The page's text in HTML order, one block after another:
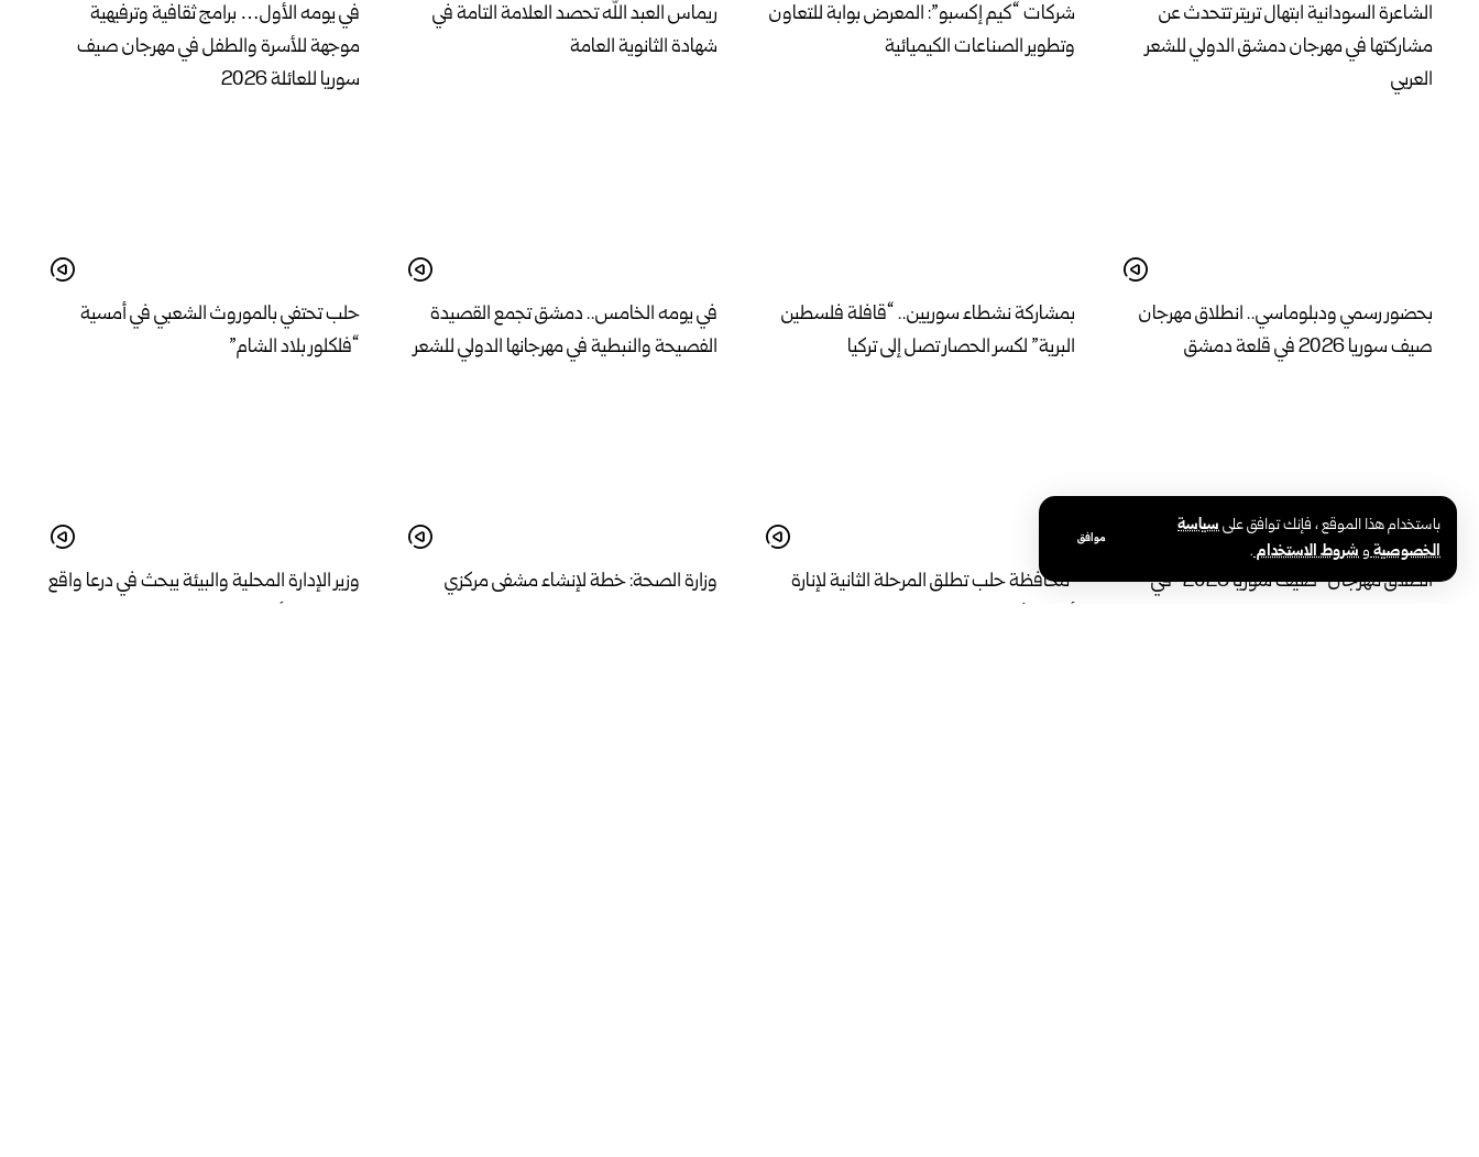
باستخدام هذا الموقع ، فإنك توافق علىسياسة
الخصوصيةوشروط الاستخدام.
موافق
الشاعرة السودانية ابتهال تريتر تتحدث عن
مشاركتها في مهرجان دمشق الدولي للشعر
العربي
شركات “كيم إكسبو”: المعرض بوابة للتعاون
وتطوير الصناعات الكيميائية
ريماس العبد الله تحصد العلامة التامة في
شهادة الثانوية العامة
في يومه الأول… برامج ثقافية وترفيهية
موجهة للأسرة والطفل في مهرجان صيف
سوريا للعائلة 2026
بحضور رسمي ودبلوماسي.. انطلاق مهرجان
صيف سوريا 2026 في قلعة دمشق
بمشاركة نشطاء سوريين.. “قافلة فلسطين
البرية” لكسر الحصار تصل إلى تركيا
في يومه الخامس.. دمشق تجمع القصيدة
الفصيحة والنبطية في مهرجانها الدولي للشعر
حلب تحتفي بالموروث الشعبي في أمسية
“فلكلور بلاد الشام”
انطلاق مهرجان “صيف سوريا 2026” في
محافظة حلب تطلق المرحلة الثانية لإنارة
وزارة الصحة: خطة لإنشاء مشفى مركزي
وزير الإدارة المحلية والبيئة يبحث في درعا واقع